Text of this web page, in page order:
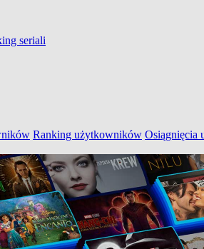
seriali
Ranking użytkowników Osiągnięcia